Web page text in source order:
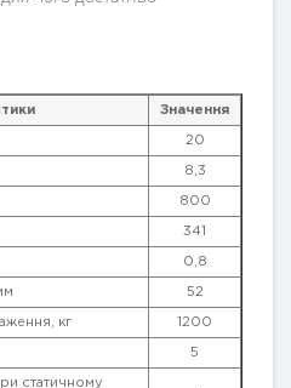
Значення
20
8,3
800
341
0,8
52
кг 1200
5
статичному